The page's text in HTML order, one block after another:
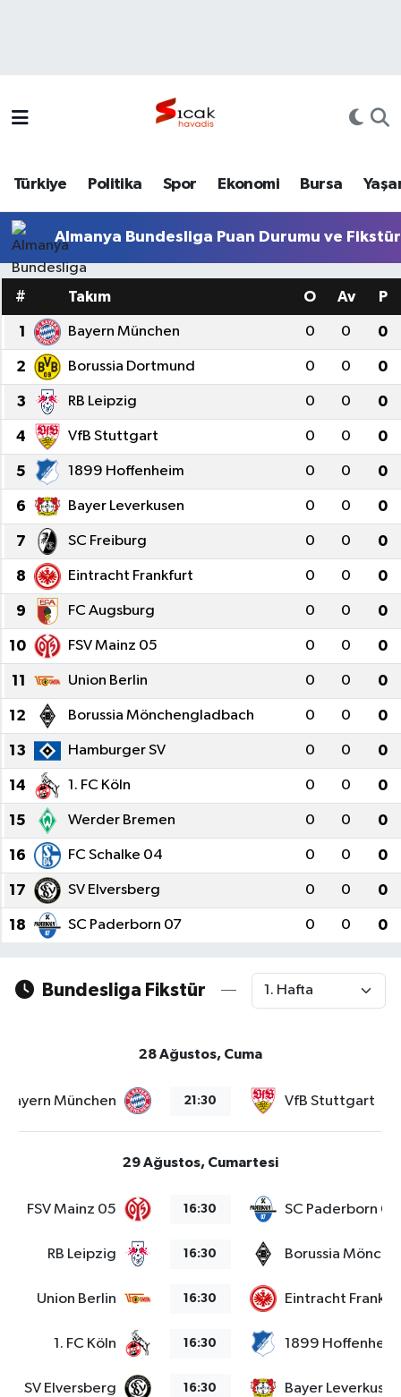
Türkiye Politika Spor Ekonomi Bursa
Almanya Bundesliga Puan Durumu ve Fikstür
# Takım O Av P
1 Bayern München 0 0 0
2 Borussia Dortmund 0 0 0
3 RB Leipzig 0 0 0
4 VfB Stuttgart 0 0 0
5 1899 Hoffenheim 0 0 0
6 Bayer Leverkusen 0 0 0
7 SC Freiburg 0 0 0
8 Eintracht Frankfurt 0 0 0
9 FC Augsburg 0 0 0
10 FSV Mainz 05 0 0 0
11 Union Berlin 0 0 0
12 Borussia Mönchengladbach 0 0 0
13 Hamburger SV 0 0 0
14 1. FC Köln 0 0 0
15 Werder Bremen 0 0 0
16 FC Schalke 04 0 0 0
17 SV Elversberg 0 0 0
18 SC Paderborn 07 0 0 0
Bundesliga Fikstür
28 Ağustos, Cuma
Bayern München 21:30 VfB Stuttgart
29 Ağustos, Cumartesi
FSV Mainz 05 16:30 SC Paderborn 07
RB Leipzig 16:30 Borussia
Union Berlin 16:30 Eintracht
1. FC Köln 16:30 1899 Hoffenheim
SV Elversberg 16:30 Bayer Leverkusen
Politika
Spor
Türkiye
Ekonomi
Eğitim
Sağlık
Dünya
Magazin
Gündem
Kültür & Sanat
Teknoloji
Bilim
Genel
Bilim, Teknoloji
Tüm Manşetler
Son Dakika Haberleri
Haber Arşivi